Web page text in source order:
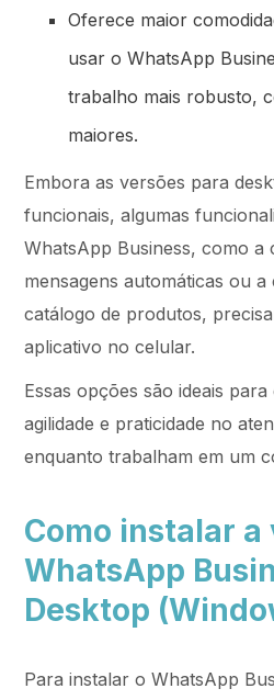
Oferece maior
usar o WhatsApp
trabalho mais robusto,
maiores.
Embora as versões para
funcionais, algumas
WhatsApp Business, como a
mensagens automáticas ou a
catálogo de produtos,
aplicativo no celular.
Essas opções são ideais
agilidade e praticidade no
enquanto trabalham em um
Como instalar a
WhatsApp
Desktop
Para instalar o WhatsApp